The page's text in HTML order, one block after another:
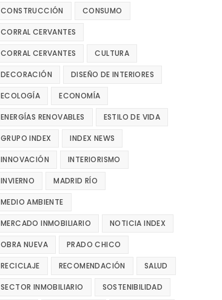
CONSTRUCCIÓN CONSUMO
CORRAL CERVANTES
CORRAL CERVANTES CULTURA
DECORACIÓN DISEÑO DE INTERIORES
ECOLOGÍA ECONOMÍA
ENERGÍAS RENOVABLES ESTILO DE VIDA
GRUPO INDEX INDEX NEWS
INNOVACIÓN INTERIORISMO
INVIERNO MADRID RÍO
MEDIO AMBIENTE
MERCADO INMOBILIARIO NOTICIA INDEX
OBRA NUEVA PRADO CHICO
RECICLAJE RECOMENDACIÓN SALUD
SECTOR INMOBILIARIO SOSTENIBILIDAD